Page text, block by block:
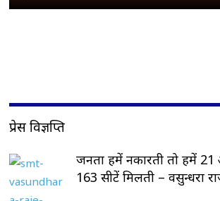
प्रेस विज्ञप्ति
जनता हमें नकारती तो हमें 21
163 सीटें मिलती – वसुन्धरा